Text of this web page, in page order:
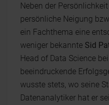
Neben der
persönliche Neigung
ein Fachthema eine
weniger bekannte Sid
Head of Data Science
beeindruckende
wusste stets, wo seine
Datenanalytiker hat er